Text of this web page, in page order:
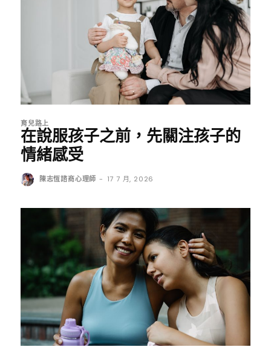
育兒路上
在說服孩子之前，先關注孩子的
情緒感受
陳志恆諮商心理師 - 17 7 月, 2026